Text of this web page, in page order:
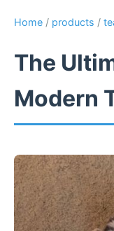
Home / products /
The
Modern